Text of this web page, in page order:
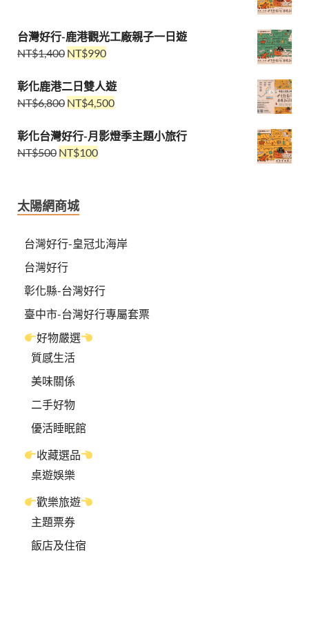
台灣好行-鹿港觀光工廠親子一日遊
NT$1,400 NT$990
彰化鹿港二日雙人遊
NT$6,800 NT$4,500
彰化台灣好行-月影燈季主題小旅行
NT$500 NT$100
太陽網商城
台灣好行-皇冠北海岸
台灣好行
彰化縣-台灣好行
臺中市-台灣好行專屬套票
好物嚴選
質感生活
美味關係
二手好物
優活睡眠館
收藏選品
桌遊娛樂
歡樂旅遊
主題票券
飯店及住宿